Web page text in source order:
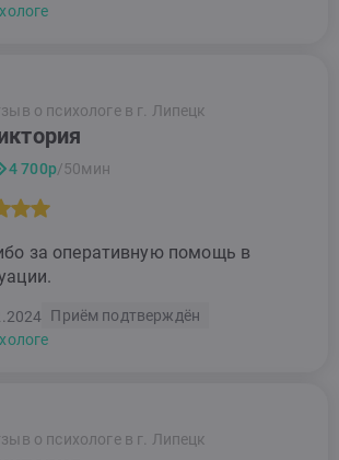
о психологе в г. Липецк
4 700р/50мин
за оперативную помощь в
Приём подтверждён
о психологе в г. Липецк